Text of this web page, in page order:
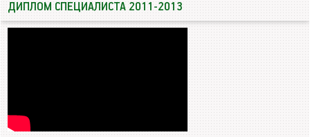
ДИПЛОМ СПЕЦИАЛИСТА 2011-2013